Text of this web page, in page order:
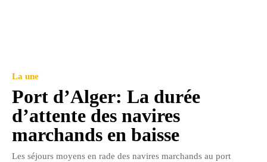
La une
Port d’Alger: La durée
d’attente des navires
marchands en baisse
Les séjours moyens en rade des navires marchands au port